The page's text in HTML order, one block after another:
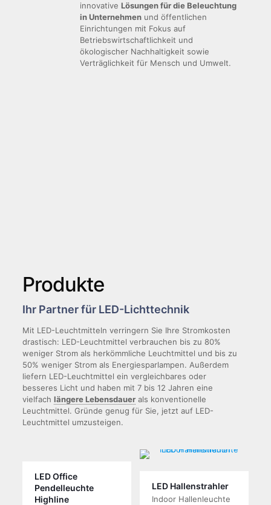
innovative Lösungen für die Beleuchtung
in Unternehmenund öffentlichen
Einrichtungen mit Fokus auf
Betriebswirtschaftlichkeit und
ökologischer Nachhaltigkeit sowie
Verträglichkeit für Mensch und Umwelt.
Produkte
Ihr Partner für LED-Lichttechnik
Mit LED-Leuchtmitteln verringern Sie Ihre Stromkosten
drastisch: LED-Leuchtmittel verbrauchen bis zu 80%
weniger Strom als herkömmliche Leuchtmittel und bis zu
50% weniger Strom als Energiesparlampen. Außerdem
liefern LED-Leuchtmittel ein vergleichbares oder
besseres Licht und haben mit 7 bis 12 Jahren eine
vielfach längere Lebensdauerals konventionelle
Leuchtmittel. Gründe genug für Sie, jetzt auf LED-
Leuchtmittel umzusteigen.
LED Office
Pendelleuchte
Highline
LED Hallenstrahler
Indoor Hallenleuchte